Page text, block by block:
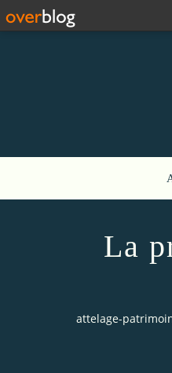
La
attelage-